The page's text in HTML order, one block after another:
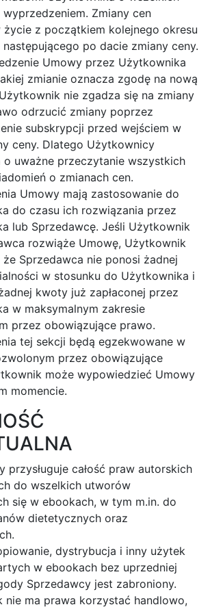
wyprzedzeniem. Zmiany cen
z początkiem kolejnego okresu
po dacie zmiany ceny.
Umowy przez Użytkownika
zmianie oznacza zgodę na nową
nie zgadza się na zmiany
odrzucić zmiany poprzez
subskrypcji przed wejściem w
ceny. Dlatego Użytkownicy
o uważne przeczytanie wszystkich
o zmianach cen.
Umowy mają zastosowanie do
do czasu ich rozwiązania przez
lub Sprzedawcę. Jeśli Użytkownik
rozwiąże Umowę, Użytkownik
że Sprzedawca nie ponosi żadnej
w stosunku do Użytkownika i
kwoty już zapłaconej przez
w maksymalnym zakresie
przez obowiązujące prawo.
tej sekcji będą egzekwowane w
przez obowiązujące
może wypowiedzieć Umowy
momencie.
przysługuje całość praw autorskich
do wszelkich utworów
się w ebookach, w tym m.in. do
dietetycznych oraz
dystrybucja i inny użytek
w ebookach bez uprzedniej
Sprzedawcy jest zabroniony.
nie ma prawa korzystać handlowo,